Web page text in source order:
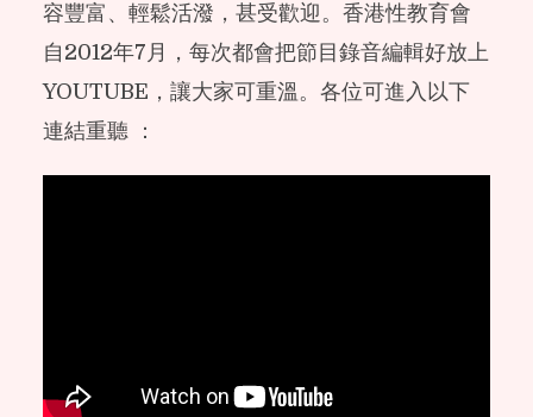
容豐富、輕鬆活潑，甚受歡迎。香港性教育會
自2012年7月，每次都會把節目錄音編輯好放上
YOUTUBE，讓大家可重溫。各位可進入以下
連結重聽 ：